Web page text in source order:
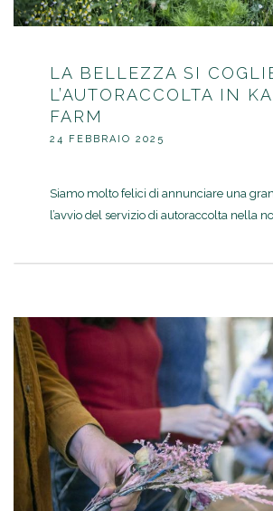
LA BELLEZZA SI
L’AUTORACCOLTA IN
FARM
24 FEBBRAIO 2025
Siamo molto felici di annunciare una
l’avvio del servizio di autoraccolta nella